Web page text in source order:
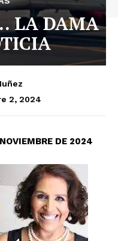
LA DAMA
2, 2024
DE 2024